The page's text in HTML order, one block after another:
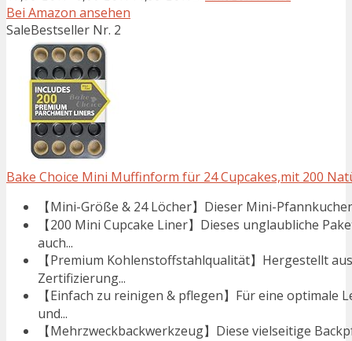
Bei Amazon ansehen
SaleBestseller Nr. 2
Bake Choice Mini Muffinform für 24 Cupcakes,mit 200
【Mini-Größe & 24 Löcher】Dieser Mini-
【200 Mini Cupcake Liner】Dieses unglaubliche
auch...
【Premium Kohlenstoffstahlqualität】Hergestellt
Zertifizierung...
【Einfach zu reinigen & pflegen】Für eine optimale
und...
【Mehrzweckbackwerkzeug】Diese vielseitige